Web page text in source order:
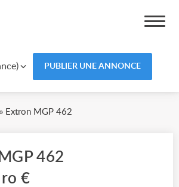
PUBLIER UNE ANNONCE
» Extron MGP 462
462
€